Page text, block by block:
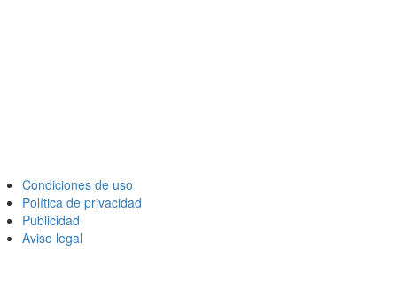
Condiciones de uso
Política de privacidad
Publicidad
Aviso legal